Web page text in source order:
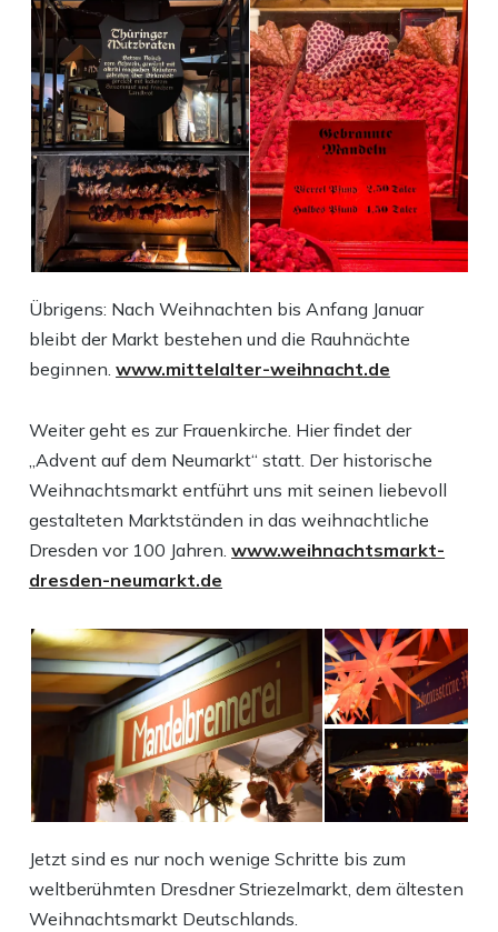
Übrigens: Nach Weihnachten bis Anfang Januar
bleibt der Markt bestehen und die Rauhnächte
beginnen.www.mittelalter-weihnacht.de
Weiter geht es zur Frauenkirche. Hier findet der
„Advent auf dem Neumarkt“ statt. Der historische
Weihnachtsmarkt entführt uns mit seinen liebevoll
gestalteten Marktständen in das weihnachtliche
Dresden vor 100 Jahren.www.weihnachtsmarkt-
dresden-neumarkt.de
Jetzt sind es nur noch wenige Schritte bis zum
weltberühmten Dresdner Striezelmarkt, dem ältesten
Weihnachtsmarkt Deutschlands.